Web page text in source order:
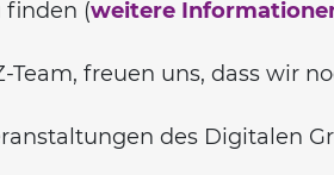
finden (weitere
Team, freuen uns, dass wir
des Digitalen